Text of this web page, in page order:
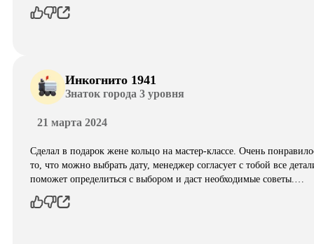
Инкогнито 1941
Знаток города 3 уровня
21 марта 2024
Сделал в подарок жене кольцо на мастер-классе. Очень
то, что можно выбрать дату, менеджер согласует с тобой все
поможет определиться с выбором и даст необходимые советы.…